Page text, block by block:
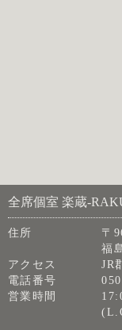
全席個室 楽蔵
住所
〒
福
アクセス
JR
電話番号
営業時間